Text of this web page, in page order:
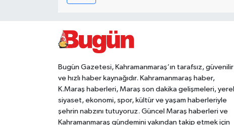
Bugün Gazetesi, Kahramanmaraş’ın tarafsız, güvenilir
ve hızlı haber kaynağıdır. Kahramanmaraş haber,
K.Maraş haberleri, Maraş son dakika gelişmeleri, yerel
siyaset, ekonomi, spor, kültür ve yaşam haberleriyle
şehrin nabzını tutuyoruz. Güncel Maraş haberleri ve
Kahramanmaraş gündemini yakından takip etmek için